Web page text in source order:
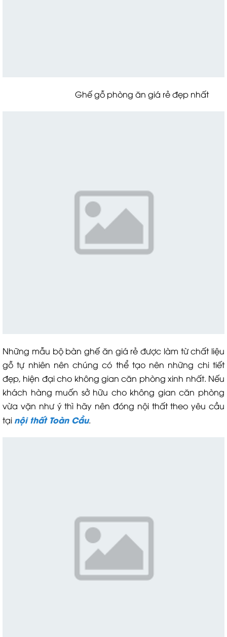
Ghế gỗ phòng ăn giá rẻ đẹp nhất
Những mẫu bộ bàn ghế ăn giá rẻ được làm từ chất liệu
gỗ tự nhiên nên chúng có thể tạo nên những chi tiết
đẹp, hiện đại cho không gian căn phòng xinh nhất. Nếu
khách hàng muốn sở hữu cho không gian căn phòng
vừa vặn như ý thì hãy nên đóng nội thất theo yêu cầu
tại nội thất Toàn Cầu.